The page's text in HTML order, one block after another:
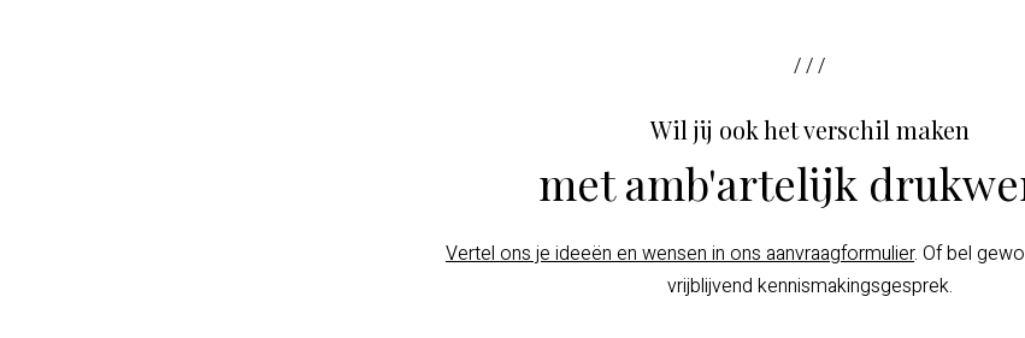
/ / /
Wil jij ook het verschil maken
met amb'artelijk
Vertel ons je ideeën en wensen in ons aanvraagformulier. Of bel
vrijblijvend kennismakingsgesprek.